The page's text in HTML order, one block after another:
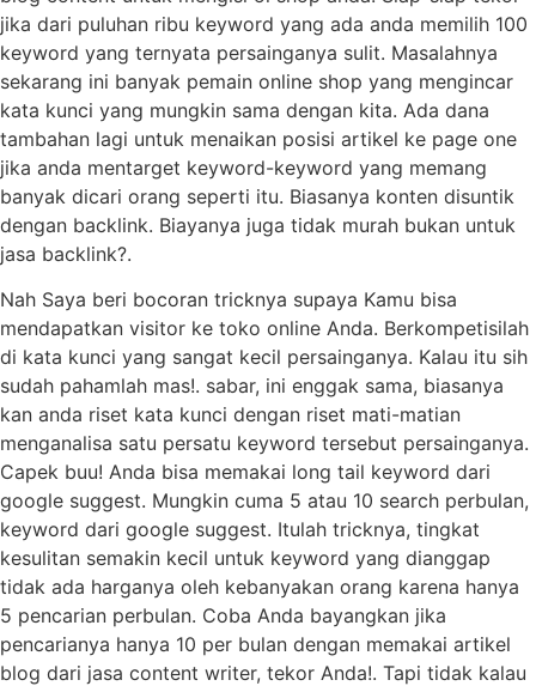
jika dari puluhan ribu keyword yang ada anda memilih 100
keyword yang ternyata persainganya sulit. Masalahnya
sekarang ini banyak pemain online shop yang mengincar
kata kunci yang mungkin sama dengan kita. Ada dana
tambahan lagi untuk menaikan posisi artikel ke page one
jika anda mentarget keyword-keyword yang memang
banyak dicari orang seperti itu. Biasanya konten disuntik
dengan backlink. Biayanya juga tidak murah bukan untuk
jasa backlink?.
Nah Saya beri bocoran tricknya supaya Kamu bisa
mendapatkan visitor ke toko online Anda. Berkompetisilah
di kata kunci yang sangat kecil persainganya. Kalau itu sih
sudah pahamlah mas!. sabar, ini enggak sama, biasanya
kan anda riset kata kunci dengan riset mati-matian
menganalisa satu persatu keyword tersebut persainganya.
Capek buu! Anda bisa memakai long tail keyword dari
google suggest. Mungkin cuma 5 atau 10 search perbulan,
keyword dari google suggest. Itulah tricknya, tingkat
kesulitan semakin kecil untuk keyword yang dianggap
tidak ada harganya oleh kebanyakan orang karena hanya
5 pencarian perbulan. Coba Anda bayangkan jika
pencarianya hanya 10 per bulan dengan memakai artikel
blog dari jasa content writer, tekor Anda!. Tapi tidak kalau